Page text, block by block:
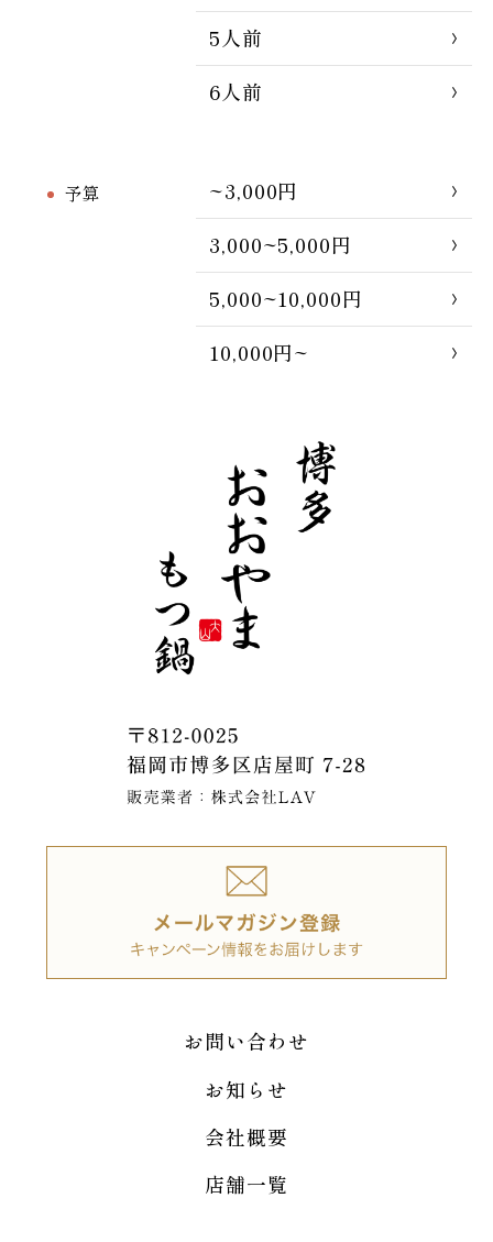
5人前
6人前
予算
~3,000円
3,000~5,000円
5,000~10,000円
10,000円~
お問い合わせ
お知らせ
会社概要
店舗一覧